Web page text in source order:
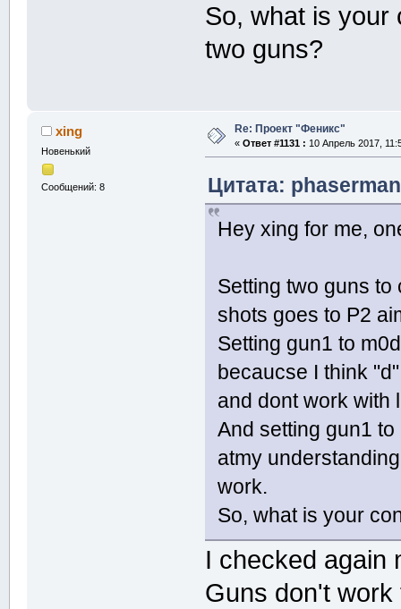
So, what is your
two guns?
xing
Новенький
Сообщений: 8
Re: Проект "Феникс"
« Ответ #1131 : 10 Апрель 2017,
Цитата:
Hey xing for me,
Setting two guns
shots goes to P2
Setting gun1 to
becaucse I think
and dont work with
And setting gun1
atmy
work.
So, what is your
I checked again
Guns don't work